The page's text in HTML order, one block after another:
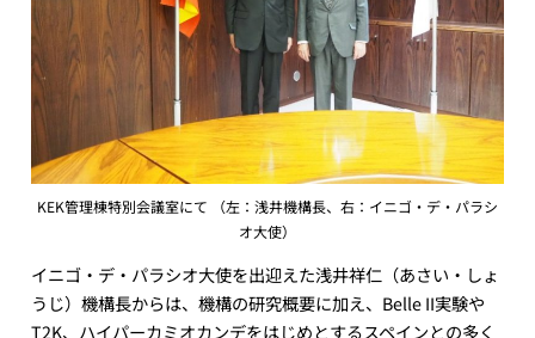
KEK管理棟特別会議室にて （左：浅井機構長、右：イニゴ・デ・パラシ
オ大使）
イニゴ・デ・パラシオ大使を出迎えた浅井祥仁（あさい・しょ
うじ）機構長からは、機構の研究概要に加え、Belle II実験や
T2K、ハイパーカミオカンデをはじめとするスペインとの多く